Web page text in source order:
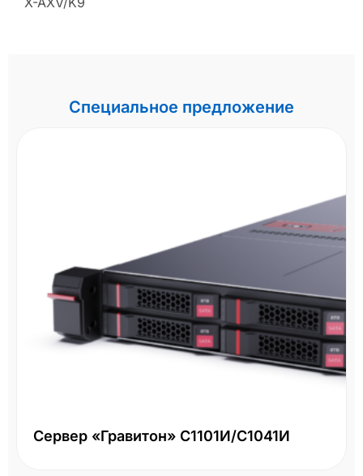
Специальное предложение
Сервер «Гравитон» С1101И/С1041И